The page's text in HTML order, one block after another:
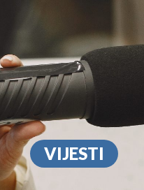
VIJESTI